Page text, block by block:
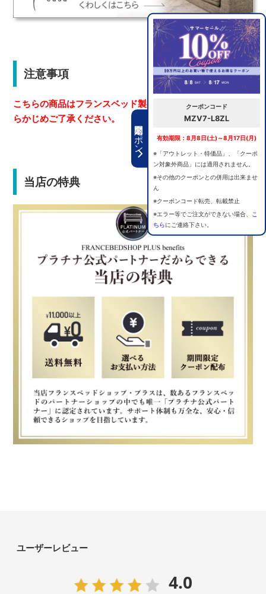
期間限定クーポン
クーポンコード
MZV7-L8ZL
有効期限：8月8日(土)～8月17日(月)
※「アウトレット・特価品」、「クーポ
ン対象外商品」には適用されません。
※その他のクーポンとの併用は出来ませ
ん
※クーポンコード転売、転載禁止
※エラー等でご注文ができない場合、
こ
ちらにご連絡下さい。
注意事項
こちらの商品はフランスベッド製品ではございません。あ
らかじめご了承ください。
当店の特典
ユーザーレビュー
4.0